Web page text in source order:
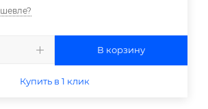
В корзину
Купить в 1 клик